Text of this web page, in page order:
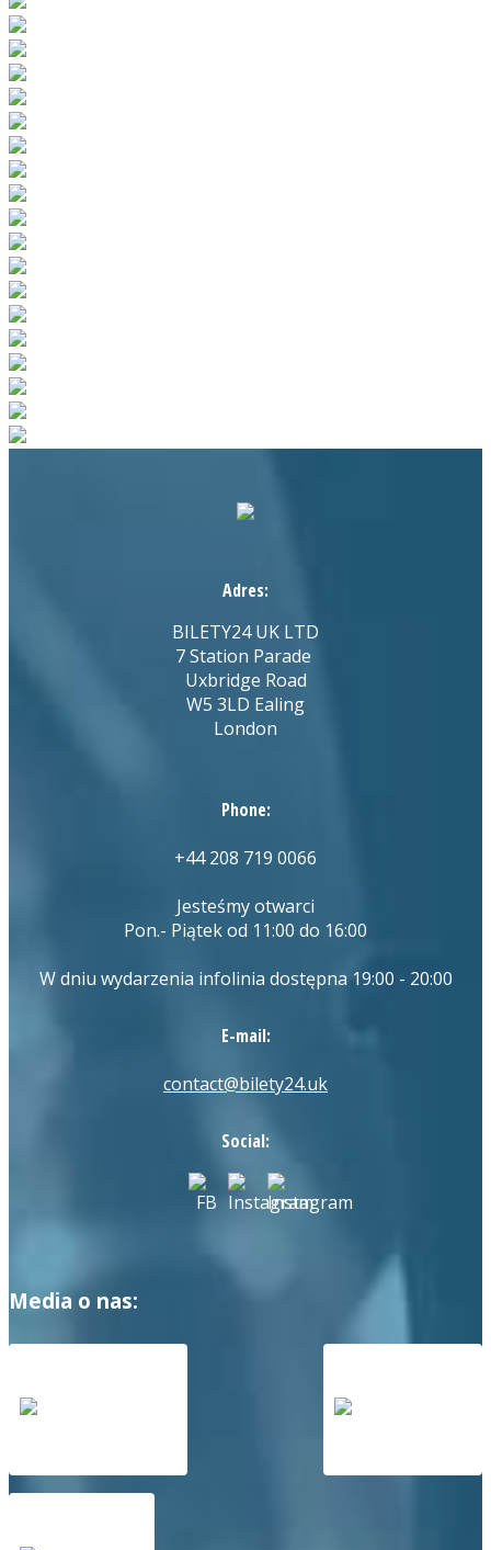
Adres:
BILETY24 UK LTD
7 Station Parade
Uxbridge Road
W5 3LD Ealing
London
Phone:
+44 208 719 0066
Jesteśmy otwarci
Pon.- Piątek od 11:00 do 16:00
W dniu wydarzenia infolinia dostępna 19:00 - 20:00
E-mail:
contact@bilety24.uk
Social:
Media o nas: